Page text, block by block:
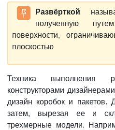
Развёрткой
полученную
поверхности,
плоскостью
Техника выполнения
конструкторами
дизайн коробок и пакетов.
затем, вырезая ее и
трехмерные модели.